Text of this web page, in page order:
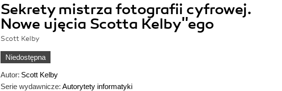
Sekrety mistrza fotografii cyfrowej.
Nowe ujęcia Scotta Kelby''ego
Scott Kelby
Niedostępna
Autor: Scott Kelby
Serie wydawnicze: Autorytety informatyki